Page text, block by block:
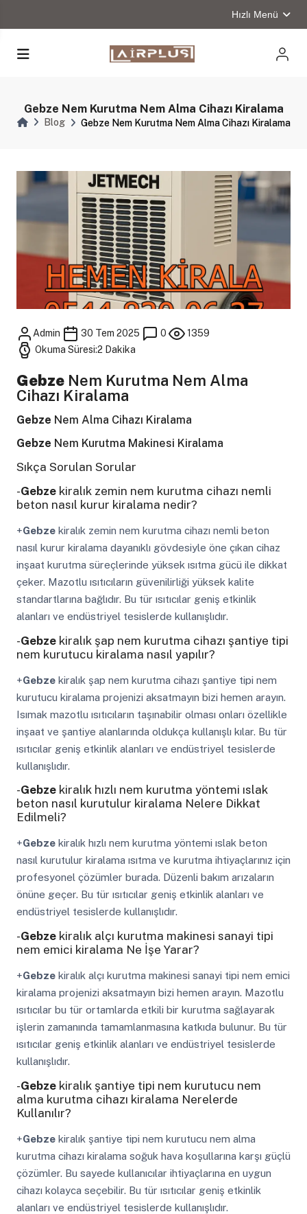
Hızlı Menü
Gebze Nem Kurutma Nem Alma Cihazı Kiralama
Blog Gebze Nem Kurutma Nem Alma Cihazı Kiralama
Admin 30 Tem 2025 0
1359
Okuma Süresi:2 Dakika
GebzeNem Kurutma Nem Alma
Cihazı Kiralama
Gebze Nem Alma Cihazı Kiralama
Gebze Nem Kurutma Makinesi Kiralama
Sıkça Sorulan Sorular
-Gebzekiralık zemin nem kurutma cihazı nemli
beton nasıl kurur kiralama nedir?
+Gebzekiralık zemin nem kurutma cihazı nemli beton
nasıl kurur kiralama dayanıklı gövdesiyle öne çıkan cihaz
inşaat kurutma süreçlerinde yüksek ısıtma gücü ile dikkat
çeker. Mazotlu ısıtıcıların güvenilirliği yüksek kalite
standartlarına bağlıdır. Bu tür ısıtıcılar geniş etkinlik
alanları ve endüstriyel tesislerde kullanışlıdır.
-Gebzekiralık şap nem kurutma cihazı şantiye tipi
nem kurutucu kiralama nasıl yapılır?
+Gebzekiralık şap nem kurutma cihazı şantiye tipi nem
kurutucu kiralama projenizi aksatmayın bizi hemen arayın.
Isımak mazotlu ısıtıcıların taşınabilir olması onları özellikle
inşaat ve şantiye alanlarında oldukça kullanışlı kılar. Bu tür
ısıtıcılar geniş etkinlik alanları ve endüstriyel tesislerde
kullanışlıdır.
-Gebzekiralık hızlı nem kurutma yöntemi ıslak
beton nasıl kurutulur kiralama Nelere Dikkat
Edilmeli?
+Gebzekiralık hızlı nem kurutma yöntemi ıslak beton
nasıl kurutulur kiralama ısıtma ve kurutma ihtiyaçlarınız için
profesyonel çözümler burada. Düzenli bakım arızaların
önüne geçer. Bu tür ısıtıcılar geniş etkinlik alanları ve
endüstriyel tesislerde kullanışlıdır.
-Gebzekiralık alçı kurutma makinesi sanayi tipi
nem emici kiralama Ne İşe Yarar?
+Gebzekiralık alçı kurutma makinesi sanayi tipi nem emici
kiralama projenizi aksatmayın bizi hemen arayın. Mazotlu
ısıtıcılar bu tür ortamlarda etkili bir kurutma sağlayarak
işlerin zamanında tamamlanmasına katkıda bulunur. Bu tür
ısıtıcılar geniş etkinlik alanları ve endüstriyel tesislerde
kullanışlıdır.
-Gebzekiralık şantiye tipi nem kurutucu nem
alma kurutma cihazı kiralama Nerelerde
Kullanılır?
+Gebzekiralık şantiye tipi nem kurutucu nem alma
kurutma cihazı kiralama soğuk hava koşullarına karşı güçlü
çözümler. Bu sayede kullanıcılar ihtiyaçlarına en uygun
cihazı kolayca seçebilir. Bu tür ısıtıcılar geniş etkinlik
alanları ve endüstriyel tesislerde kullanışlıdır.